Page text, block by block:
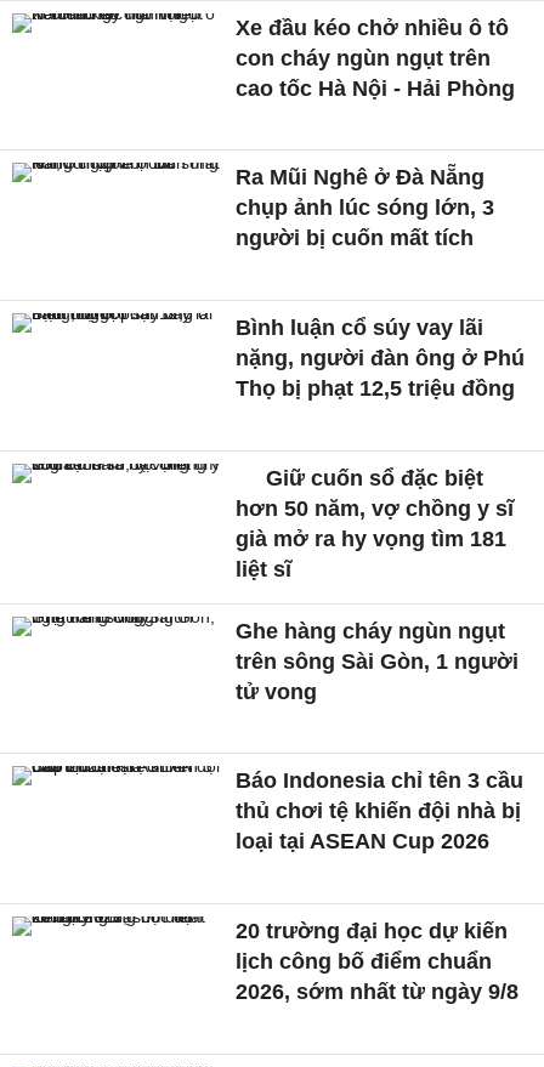
Xe đầu kéo chở nhiều ô tô
con cháy ngùn ngụt trên
cao tốc Hà Nội - Hải Phòng
Ra Mũi Nghê ở Đà Nẵng
chụp ảnh lúc sóng lớn, 3
người bị cuốn mất tích
Bình luận cổ súy vay lãi
nặng, người đàn ông ở Phú
Thọ bị phạt 12,5 triệu đồng
Giữ cuốn sổ đặc biệt
hơn 50 năm, vợ chồng y sĩ
già mở ra hy vọng tìm 181
liệt sĩ
Ghe hàng cháy ngùn ngụt
trên sông Sài Gòn, 1 người
tử vong
Báo Indonesia chỉ tên 3 cầu
thủ chơi tệ khiến đội nhà bị
loại tại ASEAN Cup 2026
20 trường đại học dự kiến
lịch công bố điểm chuẩn
2026, sớm nhất từ ngày 9/8